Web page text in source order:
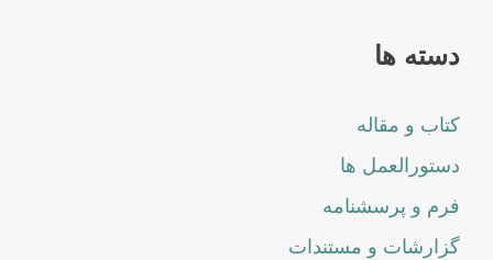
دسته ها
کتاب و مقاله
دستورالعمل ها
فرم و پرسشنامه
گزارشات و مستندات